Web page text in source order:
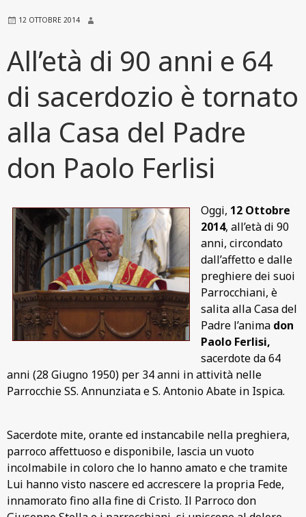
12 OTTOBRE 2014
All’età di 90 anni e 64
di sacerdozio è tornato
alla Casa del Padre
don Paolo Ferlisi
Oggi, 12 Ottobre
2014, all’età di 90
anni, circondato
dall’affetto e dalle
preghiere dei suoi
Parrocchiani, è
salita alla Casa del
Padre l’anima don
Paolo Ferlisi,
sacerdote da 64
anni (28 Giugno 1950) per 34 anni in attività nelle
Parrocchie SS. Annunziata e S. Antonio Abate in Ispica.
Sacerdote mite, orante ed instancabile nella preghiera,
parroco affettuoso e disponibile, lascia un vuoto
incolmabile in coloro che lo hanno amato e che tramite
Lui hanno visto nascere ed accrescere la propria Fede,
innamorato fino alla fine di Cristo. Il Parroco don